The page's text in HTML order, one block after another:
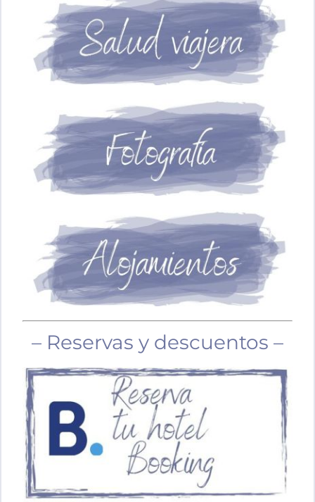
– Reservas y descuentos –